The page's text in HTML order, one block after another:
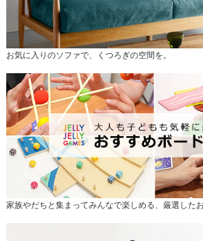
お気に入りのソファで、くつろぎの空間を。
家族やだちと集まってみんなで楽しめる、厳選した